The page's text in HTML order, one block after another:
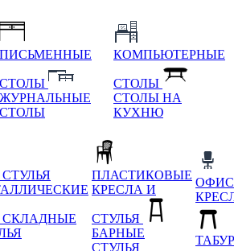
ПИСЬМЕННЫЕ
СТОЛЫ
ЖУРНАЛЬНЫЕ
СТОЛЫ
КОМПЬЮТЕРНЫЕ
СТОЛЫ
СТОЛЫ НА
КУХНЮ
СТУЛЬЯ
СКЛАДНЫЕ
ПЛАСТИКОВЫЕ
КРЕСЛА И
СТУЛЬЯ
БАРНЫЕ
СТУЛЬЯ